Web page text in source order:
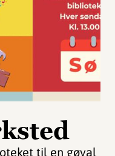
til en gøyal